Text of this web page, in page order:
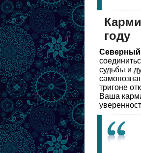
году
Северный
судьбы и
тригоне
Ваша